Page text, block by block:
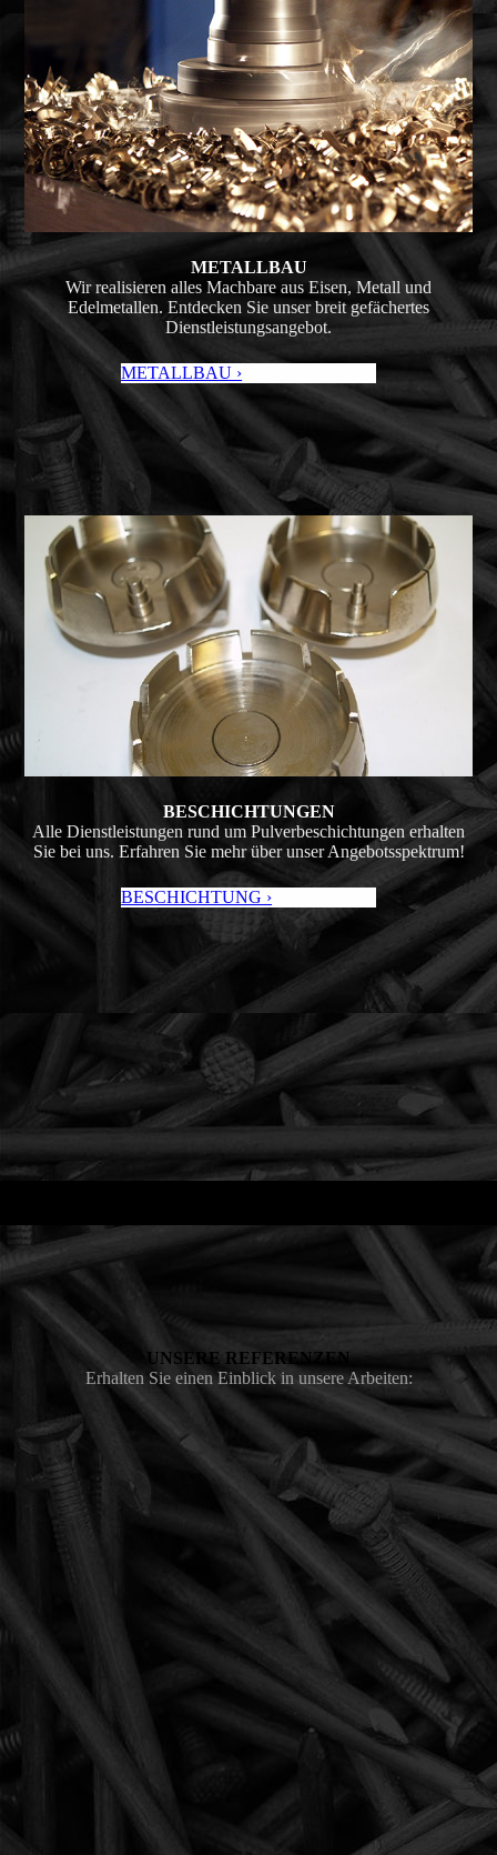
METALL­BAU
Wir realisieren alles Machbare aus Eisen, Metall und
Edelmetallen. Entdecken Sie unser breit gefächertes
Dienstleistungs­angebot.
METALLBAU ›
BESCHICH­TUNGEN
Alle Dienstleistungen rund um Pulver­beschich­tungen erhalten
Sie bei uns. Erfahren Sie mehr über unser Angebots­spektrum!
BESCHICHTUNG ›
UNSERE REFERENZEN
Erhalten Sie einen Einblick in unsere Arbeiten: